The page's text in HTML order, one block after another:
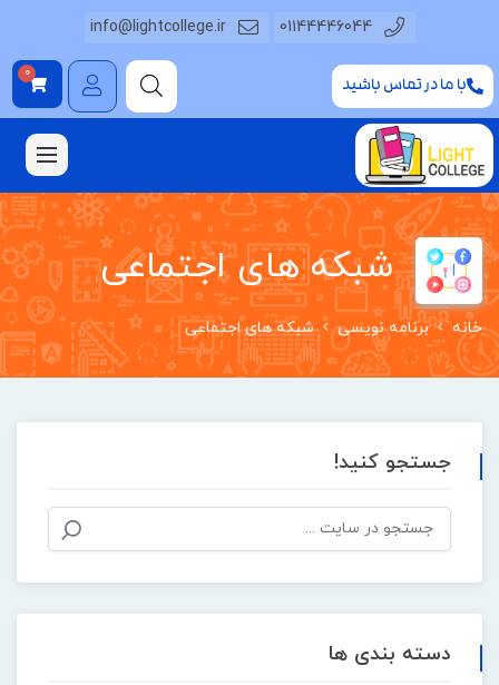
01144446044
info@lightcollege.ir
با ما در تماس باشید
0
شبکه های اجتماعی
خانه برنامه نویسی شبکه های اجتماعی
جستجو کنید!
دسته بندی ها